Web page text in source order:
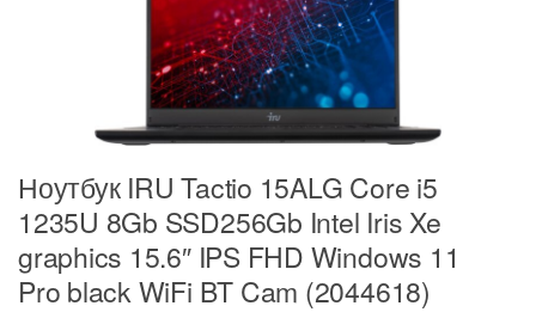
Ноутбук IRU Tactio 15ALG Core i5
1235U 8Gb SSD256Gb Intel Iris Xe
graphics 15.6″ IPS FHD Windows 11
Pro black WiFi BT Cam (2044618)